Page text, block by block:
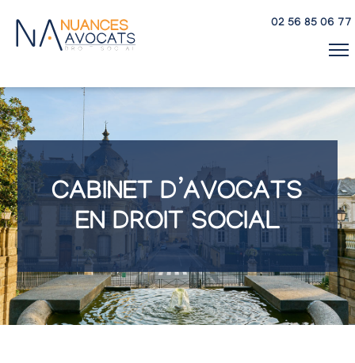
02 56 85 06 77
CABINET D’AVOCATS
EN DROIT SOCIAL